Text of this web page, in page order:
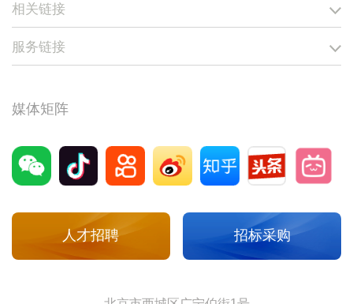
媒体矩阵
人才招聘 招标采购
相关链接
服务链接